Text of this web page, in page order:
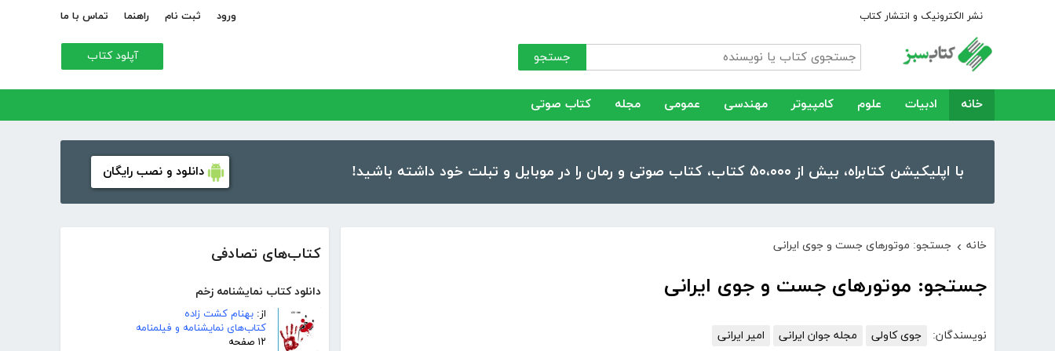
نشر الکترونیک و انتشار کتاب ورود ثبت نام راهنما تماس با ما
جستجو آپلود کتاب
خانه ادبیات علوم کامپیوتر مهندسی عمومی مجله کتاب صوتی
با اپلیکیشن کتابراه، بیش از ۵۰،۰۰۰ کتاب، کتاب صوتی و رمان را در موبایل و تبلت خود داشته باشید! دانلود و نصب رایگان
کتاب‌های تصادفی
دانلود کتاب نمایشنامه زخم
از: بهنام کشت زاده
کتاب‌های نمایشنامه و فیلمنامه
۱۲ صفحه
خانه › جستجو: موتورهای جست و جوی ایرانی
جستجو: موتورهای جست و جوی ایرانی
نویسندگان: جوی کاولی مجله جوان ایرانی امیر ایرانی